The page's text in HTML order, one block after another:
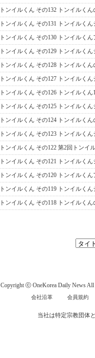
トンイルくん その132 トンイルく
トンイルくん その131 トンイルく
トンイルくん その130 トンイルく
トンイルくん その129 トンイルく
トンイルくん その128 トンイルく
トンイルくん その127 トンイルく
トンイルくん その126 トンイルく
トンイルくん その125 トンイルく
トンイルくん その124 トンイルく
トンイルくん その123 トンイルく
トンイルくん その122 第2回トン
トンイルくん その121 トンイルく
トンイルくん その120 トンイルく
トンイルくん その119 トンイルく
トンイルくん その118 トンイルく
Copyright ⓒ OneKorea Daily News All
会社沿革 会員規約
当社は特定宗教団体